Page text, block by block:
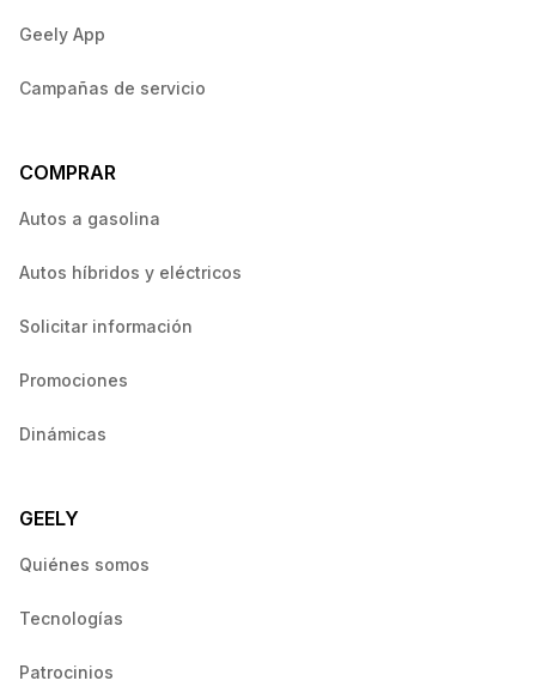
Geely App
Campañas de servicio
COMPRAR
Autos a gasolina
Autos híbridos y eléctricos
Solicitar información
Promociones
Dinámicas
GEELY
Quiénes somos
Tecnologías
Patrocinios